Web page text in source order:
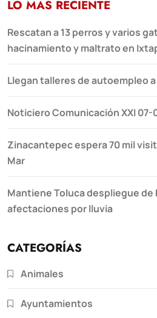
LO MÁS RECIENTE
Rescatan a 13 perros y varios
hacinamiento y maltrato en
Llegan talleres de autoempleo
Noticiero Comunicación XXI 07-
Zinacantepec espera 70 mil
Mar
Mantiene Toluca despliegue
afectaciones por lluvia
CATEGORÍAS
Animales
Ayuntamientos